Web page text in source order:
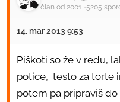
član od 2001 5205
14. mar 2013 9:53
Piškoti so že v redu,
potice, testo za torte
potem pa pripraviš